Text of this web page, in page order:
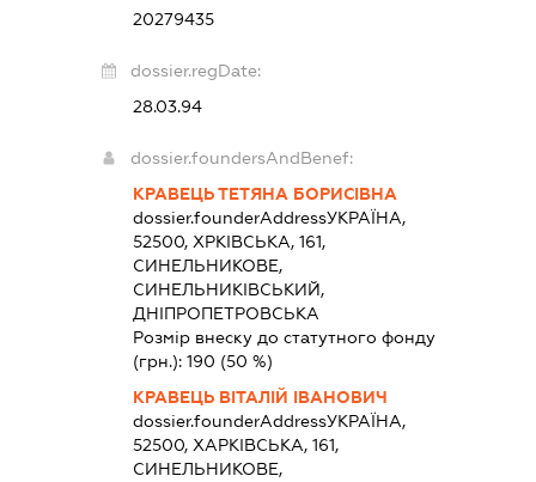
20279435
dossier.regDate:
28.03.94
dossier.foundersAndBenef:
КРАВЕЦЬ ТЕТЯНА БОРИСІВНА
dossier.founderAddressУКРАЇНА,
52500, ХРКІВСЬКА, 161,
СИНЕЛЬНИКОВЕ,
СИНЕЛЬНИКІВСЬКИЙ,
ДНІПРОПЕТРОВСЬКА
Розмір внеску до статутного фонду
(грн.): 190 (50 %)
КРАВЕЦЬ ВІТАЛІЙ ІВАНОВИЧ
dossier.founderAddressУКРАЇНА,
52500, ХАРКІВСЬКА, 161,
СИНЕЛЬНИКОВЕ,